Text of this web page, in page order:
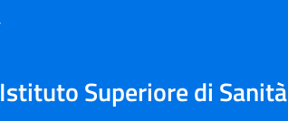
Istituto Superiore di Sanità